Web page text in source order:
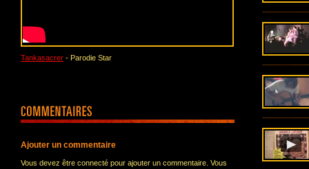
Tankasacrer - Parodie Star
Ajouter un commentaire
Vous devez être connecté pour ajouter un commentaire. Vous